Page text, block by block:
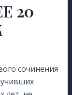
20
сочинения